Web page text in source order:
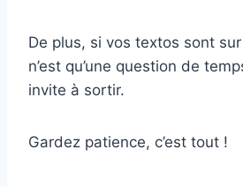
De plus, si vos textos sont
n’est qu’une question de
invite à sortir.
Gardez patience, c’est tout !